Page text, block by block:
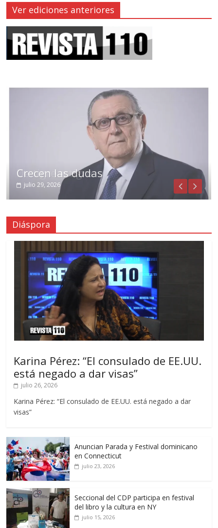
Ver ediciones anteriores
Crecen las dudas
julio 29, 2026
Diáspora
Karina Pérez: “El consulado de EE.UU.
está negado a dar visas”
julio 26, 2026
Karina Pérez: “El consulado de EE.UU. está negado a dar
visas”
Anuncian Parada y Festival dominicano
en Connecticut
julio 23, 2026
Seccional del CDP participa en festival
del libro y la cultura en NY
julio 15, 2026